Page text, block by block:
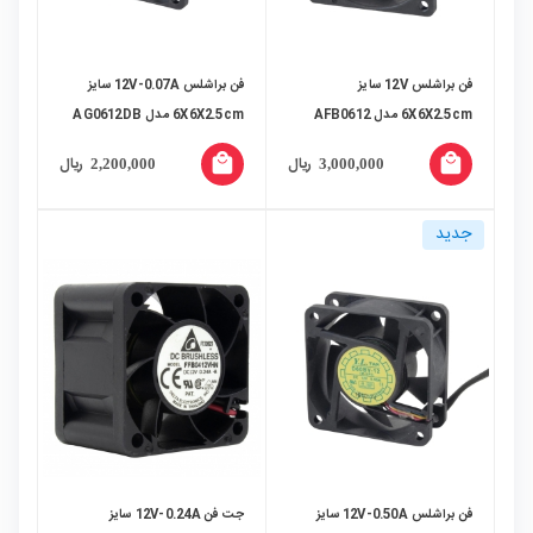
فن براشلس 12V سایز
6X6X2.5cm مدل AFB0612
ELECTRONICS
3,000,000 ریال local_mall
فن براشلس 12V-0.07A سایز
6X6X2.5cm مدل AG0612DB
مارک ADDA
2,200,000 ریال local_mall
جدید
فن براشلس 12V-0.50A سایز
جت فن 12V-0.24A سایز